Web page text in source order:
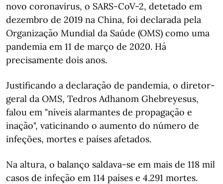
novo coronavírus, o SARS-CoV-2, detetado em
dezembro de 2019 na China, foi declarada pela
Organização Mundial da Saúde (OMS) como uma
pandemia em 11 de março de 2020. Há
precisamente dois anos.
Justificando a declaração de pandemia, o diretor-
geral da OMS, Tedros Adhanom Ghebreyesus,
falou em "níveis alarmantes de propagação e
inação", vaticinando o aumento do número de
infeções, mortes e países afetados.
Na altura, o balanço saldava-se em mais de 118 mil
casos de infeção em 114 países e 4.291 mortes.